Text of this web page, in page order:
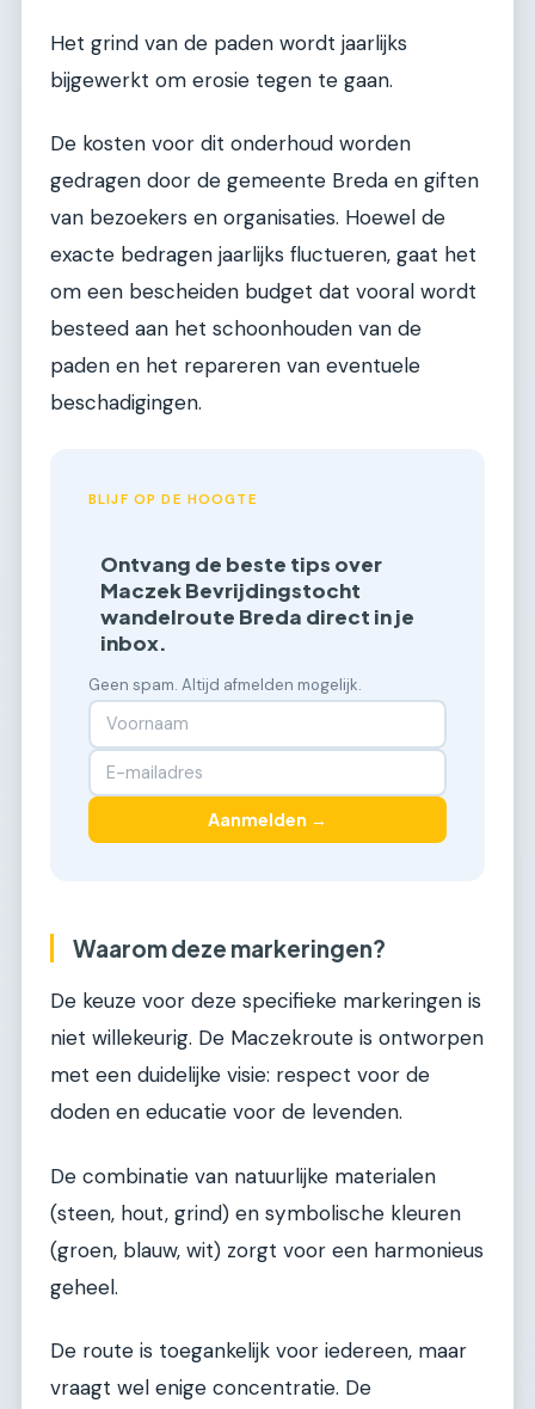
Het grind van de paden wordt jaarlijks
bijgewerkt om erosie tegen te gaan.
De kosten voor dit onderhoud worden
gedragen door de gemeente Breda en giften
van bezoekers en organisaties. Hoewel de
exacte bedragen jaarlijks fluctueren, gaat het
om een bescheiden budget dat vooral wordt
besteed aan het schoonhouden van de
paden en het repareren van eventuele
beschadigingen.
BLIJF OP DE HOOGTE
Ontvang de beste tips over
Maczek Bevrijdingstocht
wandelroute Breda direct in je
inbox.
Geen spam. Altijd afmelden mogelijk.
Aanmelden →
Waarom deze markeringen?
De keuze voor deze specifieke markeringen is
niet willekeurig. De Maczekroute is ontworpen
met een duidelijke visie: respect voor de
doden en educatie voor de levenden.
De combinatie van natuurlijke materialen
(steen, hout, grind) en symbolische kleuren
(groen, blauw, wit) zorgt voor een harmonieus
geheel.
De route is toegankelijk voor iedereen, maar
vraagt wel enige concentratie. De